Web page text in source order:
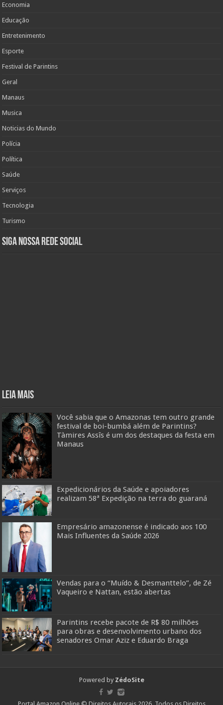
Economia
Educação
Entretenimento
Esporte
Festival de Parintins
Geral
Manaus
Musica
Noticias do Mundo
Polícia
Política
Saúde
Serviços
Tecnologia
Turismo
Siga nossa rede social
Leia mais
Você sabia que o Amazonas tem outro grande
festival de boi-bumbá além de Parintins?
Tàmires Assîs é um dos destaques da festa em
Manaus
Expedicionários da Saúde e apoiadores
realizam 58ª Expedição na terra do guaraná
Empresário amazonense é indicado aos 100
Mais Influentes da Saúde 2026
Vendas para o “Muído & Desmanttelo”, de Zé
Vaqueiro e Nattan, estão abertas
Parintins recebe pacote de R$ 80 milhões
para obras e desenvolvimento urbano dos
senadores Omar Aziz e Eduardo Braga
Powered by ZédoSite